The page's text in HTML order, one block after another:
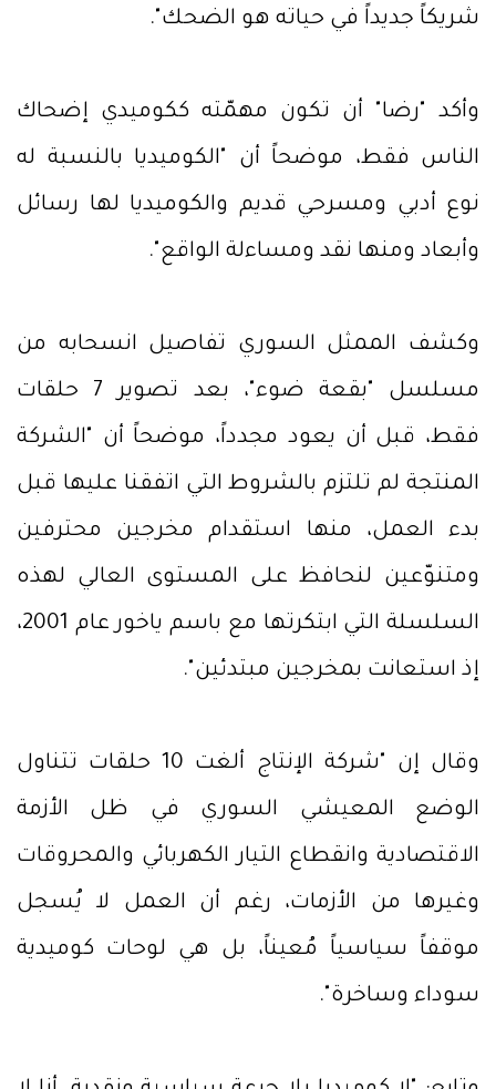
شريكاً جديداً في حياته هو الضحك".
وأكد "رضا" أن تكون مهمّته ككوميدي إضحاك
الناس فقط، موضحاً أن "الكوميديا بالنسبة له
نوع أدبي ومسرحي قديم والكوميديا لها رسائل
وأبعاد ومنها نقد ومساءلة الواقع".
وكشف الممثل السوري تفاصيل انسحابه من
مسلسل "بقعة ضوء"، بعد تصوير 7 حلقات
فقط، قبل أن يعود مجدداً، موضحاً أن "الشركة
المنتجة لم تلتزم بالشروط التي اتفقنا عليها قبل
بدء العمل، منها استقدام مخرجين محترفين
ومتنوّعين لنحافظ على المستوى العالي لهذه
السلسلة التي ابتكرتها مع باسم ياخور عام 2001،
إذ استعانت بمخرجين مبتدئين".
وقال إن "شركة الإنتاج ألغت 10 حلقات تتناول
الوضع المعيشي السوري في ظل الأزمة
الاقتصادية وانقطاع التيار الكهربائي والمحروقات
وغيرها من الأزمات، رغم أن العمل لا يُسجل
موقفاً سياسياً مُعيناً، بل هي لوحات كوميدية
سوداء وساخرة".